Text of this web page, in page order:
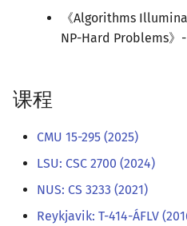
《Algorithms
NP-Hard Problems》
课程
CMU 15-295 (2025)
LSU: CSC 2700 (2024)
NUS: CS 3233 (2021)
Reykjavik: T-414-ÁFLV